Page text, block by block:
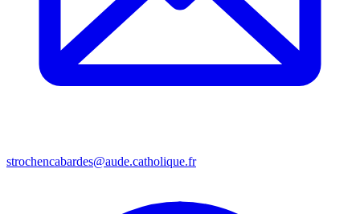
strochencabardes@aude.catholique.fr